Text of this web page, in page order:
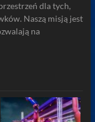
dla tych,
Naszą misją jest
na